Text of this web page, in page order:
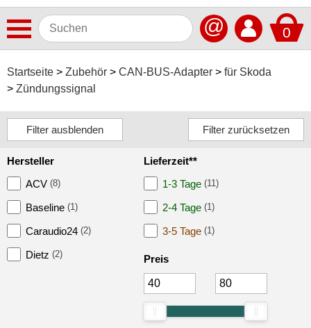
0
@
Startseite Zubehör CAN-BUS-Adapter
für Skoda
Zündungssignal
Autoradios
Dashcams
Freisprechanlagen
Lautsprecher
Multimedia
Navigationssoftware
Hersteller
ACV (8)
Baseline (1)
Caraudio24 (2)
Dietz (2)
Lieferzeit**
1-3 Tage (11)
2-4 Tage (1)
3-5 Tage (1)
Preis